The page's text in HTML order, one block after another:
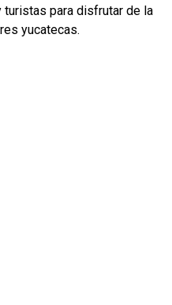
para disfrutar de la
yucatecas.